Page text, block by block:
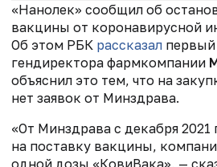
«Нанолек» сообщил об
вакцины от коронавирусной
Об этом РБК рассказал первый
гендиректора фармкомпании
объяснил это тем, что на
нет заявок от Минздрава.
«От Минздрава с декабря 2021
на поставку вакцины,
одной дозы «КовиВака», —